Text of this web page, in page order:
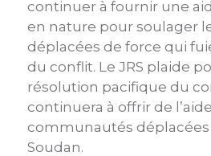
continuer à fournir une
en nature pour soulager
déplacées de force qui
du conflit. Le JRS plaide
résolution pacifique du
continuera à offrir de
communautés
Soudan.